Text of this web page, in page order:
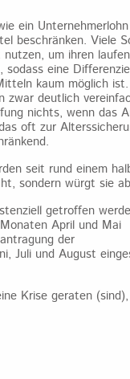
ein Unternehmerlohn
beschränken. Viele
um ihren
eine
kaum möglich
zwar deutlich
nichts, wenn das
oft zur
seit rund einem
sondern würgt sie
getroffen
April und Mai
der
Juli und August
Krise geraten